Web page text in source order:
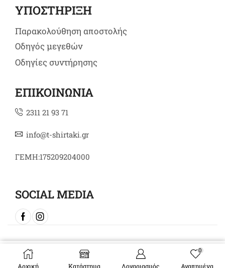
ΥΠΟΣΤΗΡΙΞΗ
Παρακολούθηση αποστολής
Οδηγός μεγεθών
Οδηγίες συντήρησης
ΕΠΙΚΟΙΝΩΝΙΑ
2311 21 93 71
info@t-shirtaki.gr
ΓΕΜΗ:175209204000
SOCIAL MEDIA
Αρχική Κατάστημα Λογαριασμός
0
Αγαπημένα